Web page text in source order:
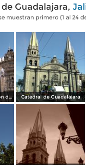
Guadalajara,
muestran primero (1 al 24
Catedral de la Asunción de María Santísima Catedral de Guadalajara